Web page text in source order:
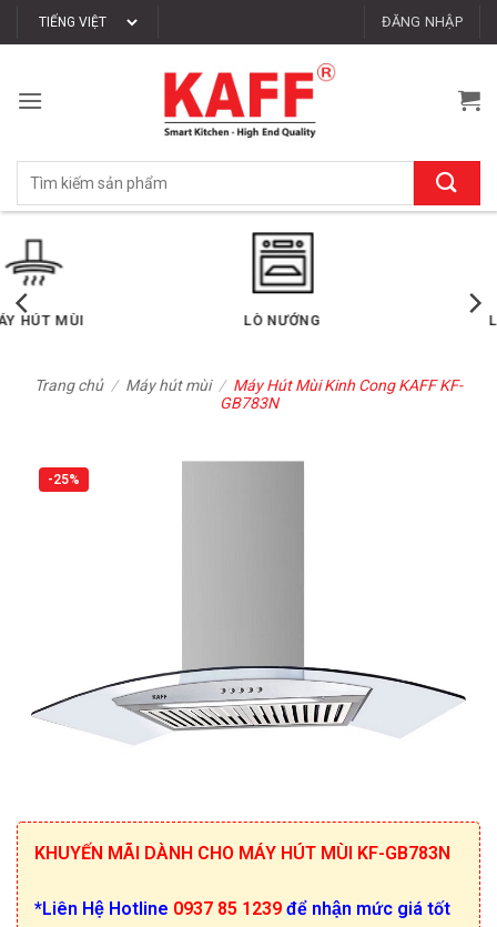
qua
dung
ĐĂNG NHẬP
Tìm
LÒ VI SÓNG MÁY RỬA CHÉN
Trang chủ / Máy hút mùi / Máy Hút Mùi Kinh Cong KAFF KF-
GB783N
-25%
KHUYẾN MÃI DÀNH CHO MÁY HÚT MÙI KF-GB783N
*Liên Hệ Hotline 0937 85 1239 để nhận mức giá tốt